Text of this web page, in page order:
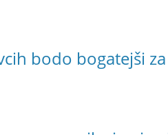
bodo bogatejši